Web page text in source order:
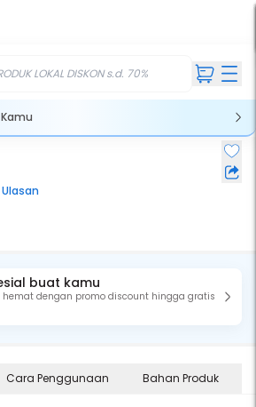
LOKAL DISKON s.d. 70%
buat kamu
hemat dengan promo discount hingga gratis
Cara Penggunaan Bahan Produk